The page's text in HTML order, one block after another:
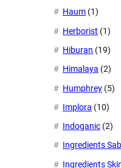
Haum (1)
Herborist (1)
Hiburan (19)
Himalaya (2)
Humphrey (5)
Implora (10)
Indoganic (2)
Ingredients
Ingredients